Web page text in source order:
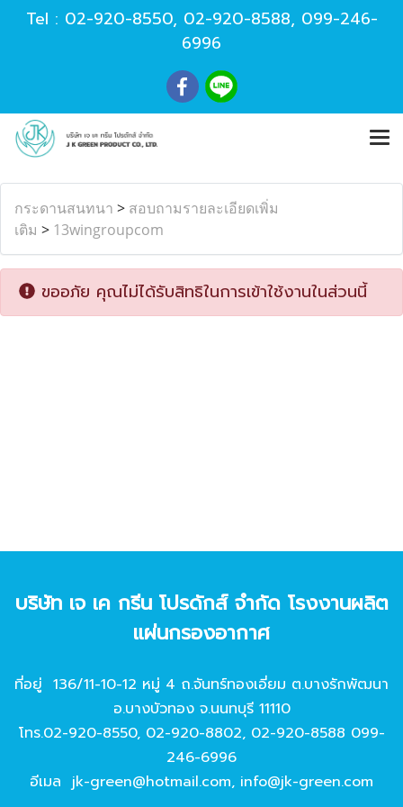
Tel : 02-920-8550, 02-920-8588, 099-246-
6996
กระดานสนทนา > สอบถามรายละเอียดเพิ่ม
เติม > 13wingroupcom
ขออภัย คุณไม่ได้รับสิทธิในการเข้าใช้งานในส่วนนี้
บริษัท เจ เค กรีน โปรดักส์ จํากัด โรงงานผลิต
แผ่นกรองอากาศ
ที่อยู่ 136/11-10-12 หมู่ 4 ถ.จันทร์ทองเอี่ยม ต.บางรักพัฒนา
อ.บางบัวทอง จ.นนทบุรี 11110
โทร.02-920-8550, 02-920-8802, 02-920-8588 099-
246-6996
อีเมล jk-green@hotmail.com, info@jk-green.com